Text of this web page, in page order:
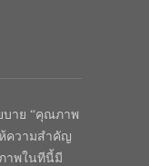
บาย “คุณภาพ
ความสำคัญ
าพในทีนี้มี